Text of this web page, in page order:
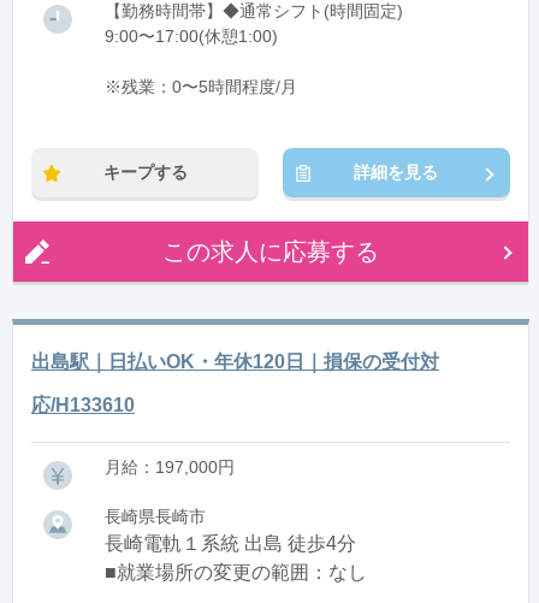
【勤務時間帯】◆通常シフト(時間固定)
9:00〜17:00(休憩1:00)
※残業：0〜5時間程度/月
キープする 詳細を見る
この求人に応募する
出島駅｜日払いOK・年休120日｜損保の受付対
応/H133610
月給：197,000円
長崎県長崎市
長崎電軌１系統 出島 徒歩4分
■就業場所の変更の範囲：なし